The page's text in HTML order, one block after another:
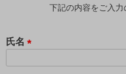
下記の内容をご入力
氏名